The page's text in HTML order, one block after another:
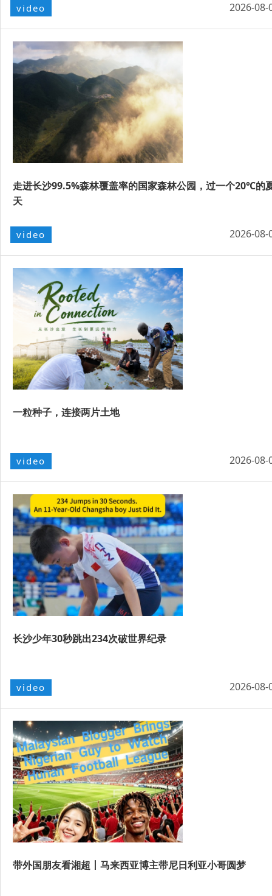
video 2026-08-
走进长沙99.5%森林覆盖率的国家森林公园，过一个20℃的
天
video 2026-08-
一粒种子，连接两片土地
video 2026-08-
长沙少年30秒跳出234次破世界纪录
video 2026-08-
带外国朋友看湘超丨马来西亚博主带尼日利亚小哥圆梦